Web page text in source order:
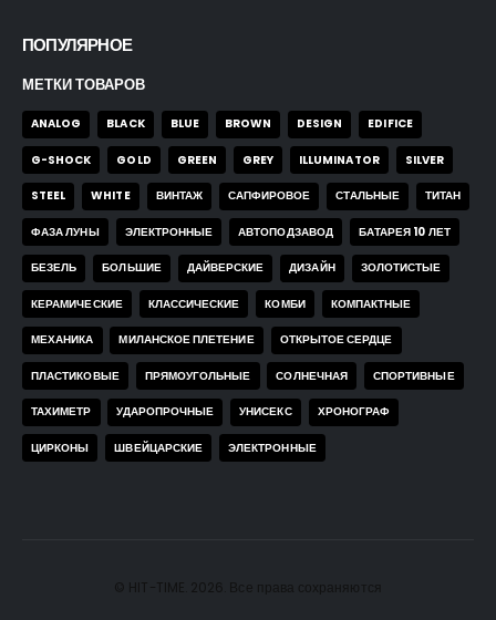
ПОПУЛЯРНОЕ
МЕТКИ ТОВАРОВ
ANALOG BLACK BLUE BROWN DESIGN EDIFICE
G-SHOCK GOLD GREEN GREY ILLUMINATOR SILVER
STEEL WHITE ВИНТАЖ САПФИРОВОЕ СТАЛЬНЫЕ ТИТАН
ФАЗА ЛУНЫ ЭЛЕКТРОННЫЕ АВТОПОДЗАВОД БАТАРЕЯ 10 ЛЕТ
БЕЗЕЛЬ БОЛЬШИЕ ДАЙВЕРСКИЕ ДИЗАЙН ЗОЛОТИСТЫЕ
КЕРАМИЧЕСКИЕ КЛАССИЧЕСКИЕ КОМБИ КОМПАКТНЫЕ
МЕХАНИКА МИЛАНСКОЕ ПЛЕТЕНИЕ ОТКРЫТОЕ СЕРДЦЕ
ПЛАСТИКОВЫЕ ПРЯМОУГОЛЬНЫЕ СОЛНЕЧНАЯ СПОРТИВНЫЕ
ТАХИМЕТР УДАРОПРОЧНЫЕ УНИСЕКС ХРОНОГРАФ
ЦИРКОНЫ ШВЕЙЦАРСКИЕ ЭЛЕКТРОННЫЕ
© HIT-TIME. 2026. Все права сохраняются